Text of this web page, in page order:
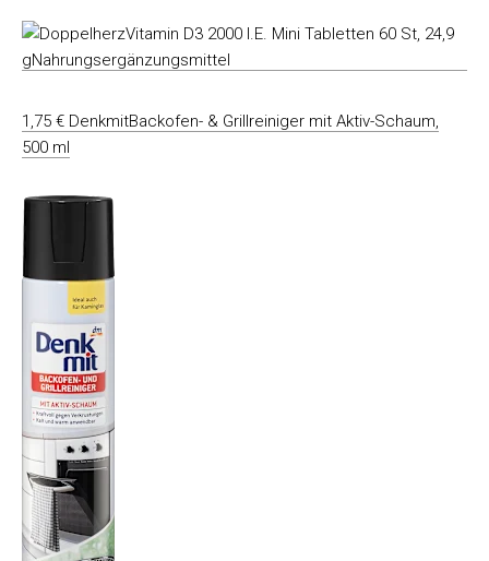
1,75 € DenkmitBackofen- & Grillreiniger mit Aktiv-Schaum,
500 ml